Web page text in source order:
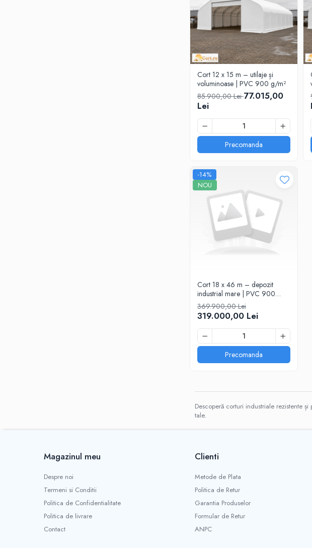
Cort 12 x 15 m – utilaje și
voluminoase | PVC 900 g/m²
85.900,00 Lei77.015,00
Lei
Precomanda
-14%
NOU
Cort 18 x 46 m – depozit
industrial mare | PVC 900
g/m²
369.900,00 Lei
319.000,00 Lei
Precomanda
Descoperă corturi industriale rezistente
tale.
Magazinul meu
Despre noi
Termeni si Conditii
Politica de Confidentialitate
Politica de livrare
Contact
Clienti
Metode de Plata
Politica de Retur
Garantia Produselor
Formular de Retur
ANPC